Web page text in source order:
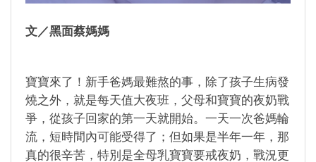
文／黑面蔡媽媽
寶寶來了！新手爸媽最難熬的事，除了孩子生病發
燒之外，就是每天值大夜班，父母和寶寶的夜奶戰
爭，從孩子回家的第一天就開始。一天一次爸媽輪
流，短時間內可能受得了；但如果是半年一年，那
真的很辛苦，特別是全母乳寶寶要戒夜奶，戰況更